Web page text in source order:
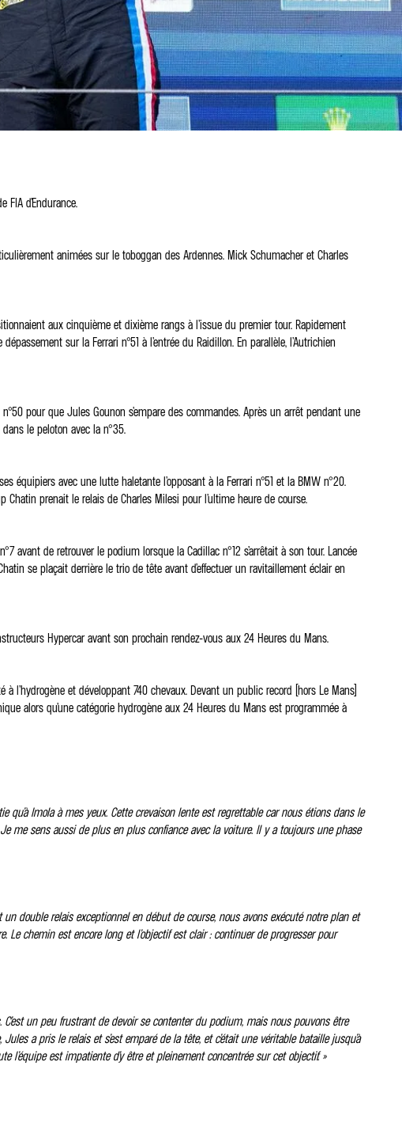
d’Endurance.
animées sur le toboggan des Ardennes. Mick Schumacher et Charles
aux cinquième et dixième rangs à l’issue du premier tour. Rapidement
sur la Ferrari n°51 à l’entrée du Raidillon. En parallèle, l’Autrichien
pour que Jules Gounon s’empare des commandes. Après un arrêt pendant une
le peloton avec la n°35.
équipiers avec une lutte haletante l’opposant à la Ferrari n°51 et la BMW n°20.
prenait le relais de Charles Milesi pour l’ultime heure de course.
de retrouver le podium lorsque la Cadillac n°12 s’arrêtait à son tour. Lancée
se plaçait derrière le trio de tête avant d’effectuer un ravitaillement éclair en
Hypercar avant son prochain rendez-vous aux 24 Heures du Mans.
l’hydrogène et développant 740 chevaux. Devant un public record (hors Le Mans)
alors qu’une catégorie hydrogène aux 24 Heures du Mans est programmée à
Imola à mes yeux. Cette crevaison lente est regrettable car nous étions dans le
me sens aussi de plus en plus confiance avec la voiture. Il y a toujours une phase
double relais exceptionnel en début de course, nous avons exécuté notre plan et
Le chemin est encore long et l’objectif est clair : continuer de progresser pour
C’est un peu frustrant de devoir se contenter du podium, mais nous pouvons être
a pris le relais et s’est emparé de la tête, et c’était une véritable bataille jusqu’à
l’équipe est impatiente d’y être et pleinement concentrée sur cet objectif. »